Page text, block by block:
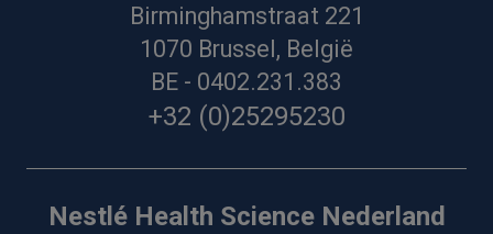
Birminghamstraat 221
1070 Brussel, België
BE - 0402.231.383
+32 (0)25295230
Nestlé Health Science Nederland